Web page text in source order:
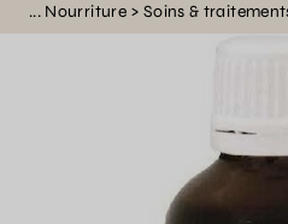
Nourriture Soins &